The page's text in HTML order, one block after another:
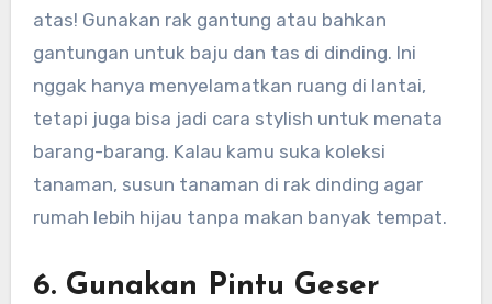
atas! Gunakan rak gantung atau bahkan
gantungan untuk baju dan tas di dinding. Ini
nggak hanya menyelamatkan ruang di lantai,
tetapi juga bisa jadi cara stylish untuk menata
barang-barang. Kalau kamu suka koleksi
tanaman, susun tanaman di rak dinding agar
rumah lebih hijau tanpa makan banyak tempat.
6. Gunakan Pintu Geser